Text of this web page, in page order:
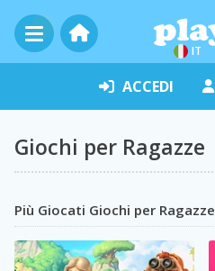
IT
ACCEDI
Giochi per Ragazze
Più Giocati Giochi per Ragazze